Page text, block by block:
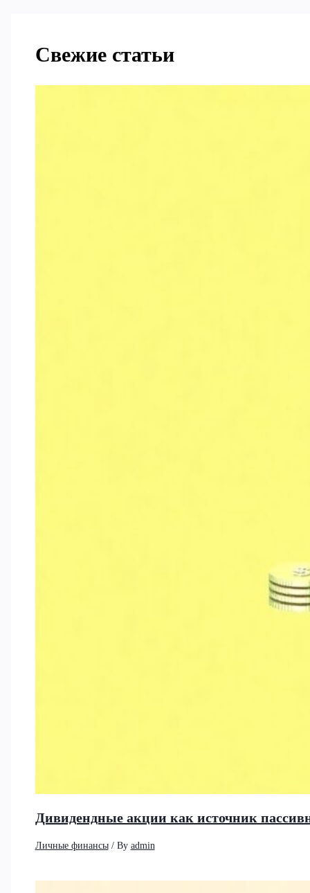
Свежие статьи
Дивидендные акции как источник
Личные финансы/ By admin